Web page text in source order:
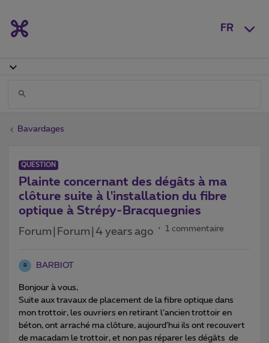
FR
Bavardages
QUESTION
Plainte concernant des dégâts à ma
clôture suite à l'installation du fibre
optique à Strépy-Bracquegnies
Forum|Forum|4 years ago 1 commentaire
B BARBIOT
Bonjour à vous,
Suite aux travaux de placement de la fibre optique dans
mon trottoir, les ouvriers en retirant l’ancien trottoir en
béton, ont arraché ma clôture, aujourd’hui ils ont recouvert
de macadam le trottoir, et non pas réparer les dégâts de